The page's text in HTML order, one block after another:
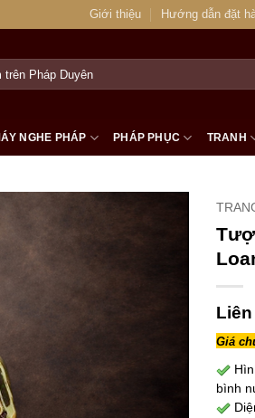
Giới thiệu Hướng dẫn đặt
NGHE PHÁP PHÁP PHỤC TRANH
Liên
Giá
bình